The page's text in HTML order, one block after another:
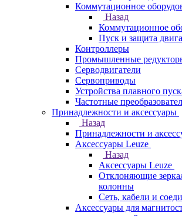
Коммутационное
Назад
Коммутационное
Пуск и защита
Контроллеры
Промышленные
Серводвигатели
Сервоприводы
Устройства плавного
Частотные
Принадлежности и аксессуары
Назад
Принадлежности и
Аксессуары Leuze
Назад
Аксессуары Leuze
Отклоняющие
колонны
Сеть, кабели и
Аксессуары для